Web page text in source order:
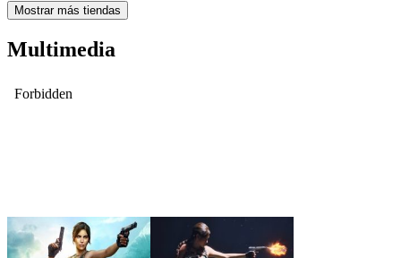
Mostrar más tiendas
Multimedia